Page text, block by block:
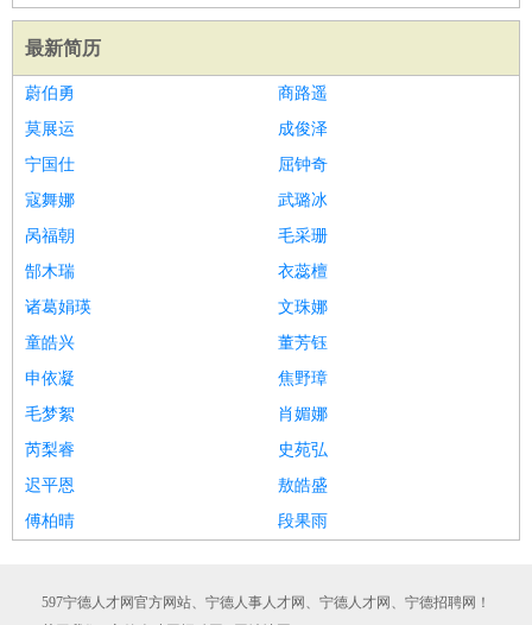
最新简历
蔚伯勇
商路遥
莫展运
成俊泽
宁国仕
屈钟奇
寇舞娜
武璐冰
呙福朝
毛采珊
郜木瑞
衣蕊檀
诸葛娟瑛
文珠娜
童皓兴
董芳钰
申依凝
焦野璋
毛梦絮
肖媚娜
芮梨睿
史苑弘
迟平恩
敖皓盛
傅柏晴
段果雨
597宁德人才网官方网站、宁德人事人才网、宁德人才网、宁德招聘网！